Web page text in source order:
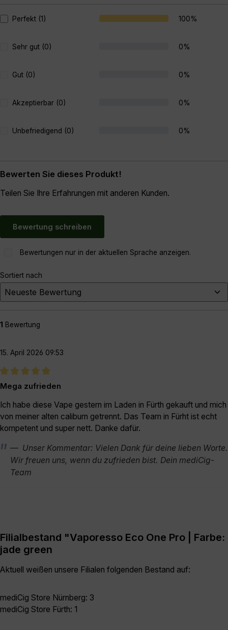
Perfekt (1) 100%
Sehr gut (0) 0%
Gut (0) 0%
Akzeptierbar (0) 0%
Unbefriedigend (0) 0%
Bewerten Sie dieses Produkt!
Teilen Sie Ihre Erfahrungen mit anderen Kunden.
Bewertung schreiben
Bewertungen nur in der aktuellen Sprache anzeigen.
Sortiert nach
1 Bewertung
15. April 2026 09:53
Bewertung mit 5 von 5 Sternen
Mega zufrieden
Ich habe diese Vape gestern im Laden in Fürth gekauft und mich
von meiner alten caliburn getrennt. Das Team in Fürht ist echt
kompetent und super nett. Danke dafür.
Unser Kommentar: Vielen Dank für deine lieben Worte.
Wir freuen uns, wenn du zufrieden bist. Dein mediCig-
Team
Filialbestand "Vaporesso Eco One Pro | Farbe:
jade green
Aktuell weißen unsere Filialen folgenden Bestand auf:
mediCig Store Nürnberg: 3
mediCig Store Fürth: 1